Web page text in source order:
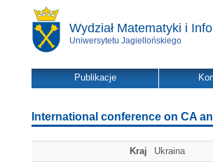
Wydział Matematyki i
Uniwersytetu Jagiellońskiego
Publikacje
International conference on CA
Kraj
Ukraina